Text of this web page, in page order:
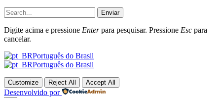
Enviar
Digite acima e pressione Enterpara pesquisar. Pressione Esc para
cancelar.
Português do Brasil
Português do Brasil
Customize Reject All Accept All
Desenvolvido por